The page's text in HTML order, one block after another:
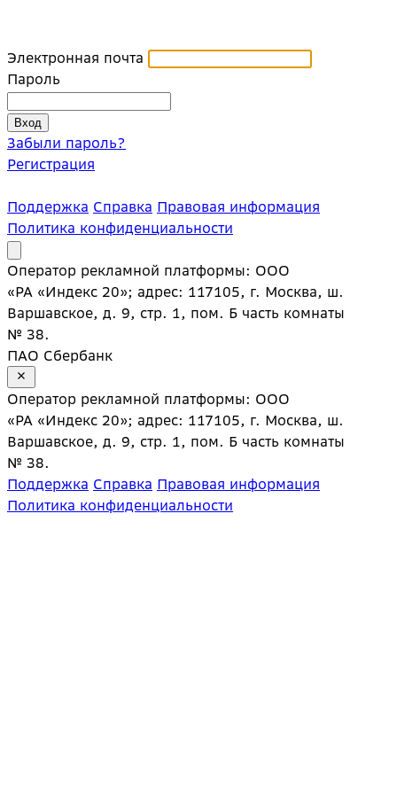
Электронная почта
Пароль
Забыли пароль?
Регистрация
Поддержка Справка Правовая информация
Политика конфиденциальности
Оператор рекламной платформы: ООО
«РА «Индекс 20»; адрес: 117105, г. Москва, ш.
Варшавское, д. 9, стр. 1, пом. Б часть комнаты
№ 38.
ПАО Сбербанк
Оператор рекламной платформы: ООО
«РА «Индекс 20»; адрес: 117105, г. Москва, ш.
Варшавское, д. 9, стр. 1, пом. Б часть комнаты
№ 38.
Поддержка Справка Правовая информация
Политика конфиденциальности